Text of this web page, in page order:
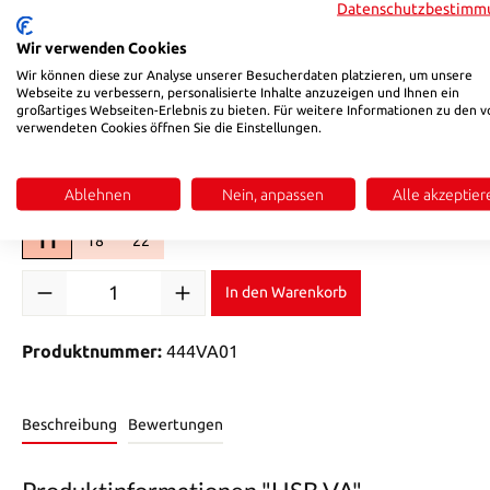
d1
auswählen
6
8(Diese Option ist zurzeit nicht verfügbar.)
12(Diese Option ist zurzeit nicht verfügbar.)
Dauswählen
auswählen
11
18(Diese Option ist zurzeit nicht verfügbar.)
22(Diese Option ist zurzeit nicht verfügbar.)
In den Warenkorb
Produktnummer: 444VA01
Beschreibung Bewertungen
Wir verwenden Cookies
Wir können diese zur Analyse unserer Besucherdaten platzieren, um unsere
Webseite zu verbessern, personalisierte Inhalte anzuzeigen und Ihnen ein
großartiges Webseiten-Erlebnis zu bieten. Für weitere Informationen zu den
verwendeten Cookies öffnen Sie die Einstellungen.
Ablehnen Nein, anpassen Alle